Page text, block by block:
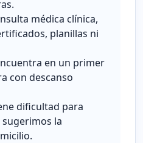
médica clínica,
planillas ni
en un primer
con descanso
dificultad para
la